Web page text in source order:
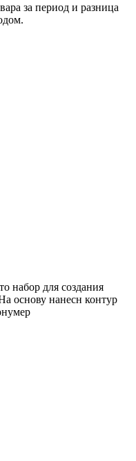
за период и разница
набор для создания
основу нанесн контур